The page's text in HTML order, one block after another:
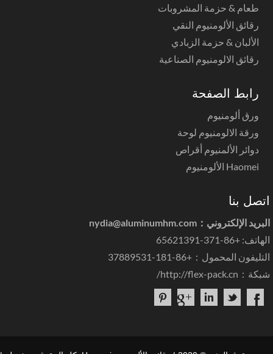
طعام & حزمة المشروبات
رقائق الألومنيوم النقي
الألبان & حزمة الزبادي
رقائق الالومنيوم الصناعية
رابط الصفحة
ورق ألومنيوم
ورقة الالومنيوم لوحة
دوائر الألمنيوم أقراص
Haomei الألومنيوم
بنا
الإلكتروني： nydia@aluminumhm.com
+86-371-65621391
المحمول：+86-181-37889531
：
http://flex-pack.cn/